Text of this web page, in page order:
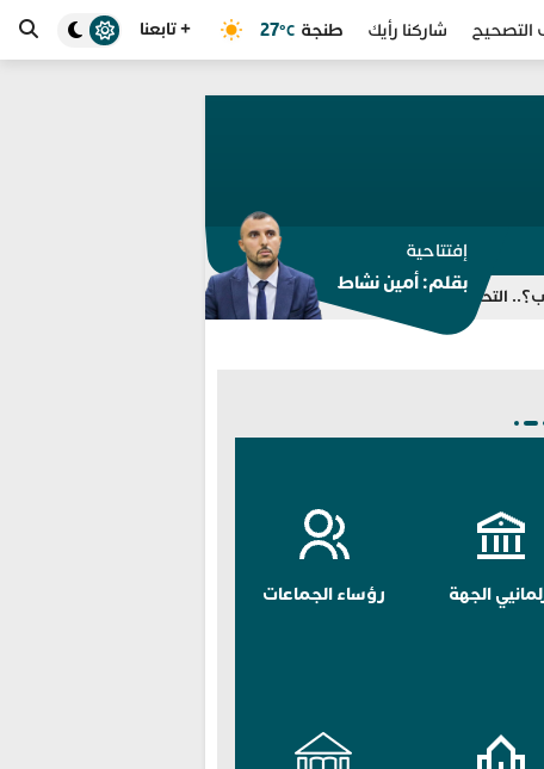
التصحيح شاركنا رأيك طنجة 27 °C + تابعنا
توظيف صورة جريح فلسطيني لترويج رواية مضللة
إفتتاحية
بقلم: أمين نشاط
الجهة رؤساء الجماعات